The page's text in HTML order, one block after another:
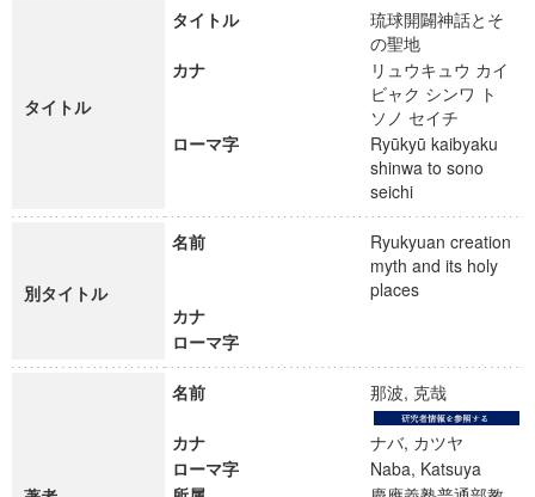
タイトル
タイトル
琉球開闢神話とそ
の聖地
カナ
リュウキュウ カイ
ビャク シンワ ト
ソノ セイチ
ローマ字
Ryūkyū kaibyaku
shinwa to sono
seichi
別タイトル
名前
Ryukyuan creation
myth and its holy
places
カナ
ローマ字
名前 那波, 克哉
カナ
ナバ, カツヤ
ローマ字
Naba, Katsuya